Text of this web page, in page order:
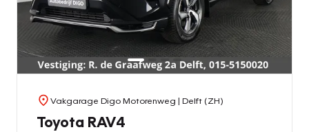
Vakgarage Digo Motorenweg | Delft (ZH)
Toyota RAV4